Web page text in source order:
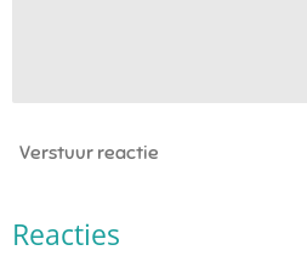
Verstuur reactie
Reacties